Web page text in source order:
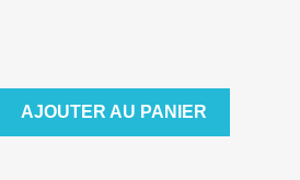
AJOUTER AU PANIER